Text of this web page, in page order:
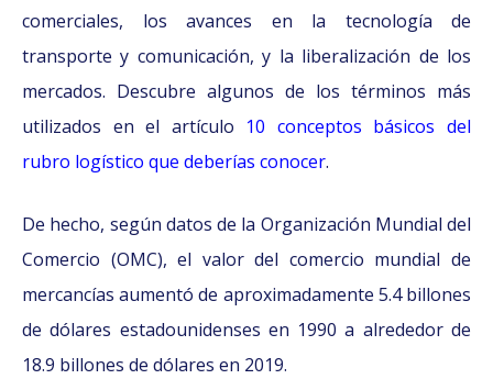
comerciales, los avances en la tecnología de
transporte y comunicación, y la liberalización de los
mercados. Descubre algunos de los términos más
utilizados en el artículo 10 conceptos básicos del
rubro logístico que deberías conocer.
De hecho, según datos de la Organización Mundial del
Comercio (OMC), el valor del comercio mundial de
mercancías aumentó de aproximadamente 5.4 billones
de dólares estadounidenses en 1990 a alrededor de
18.9 billones de dólares en 2019.